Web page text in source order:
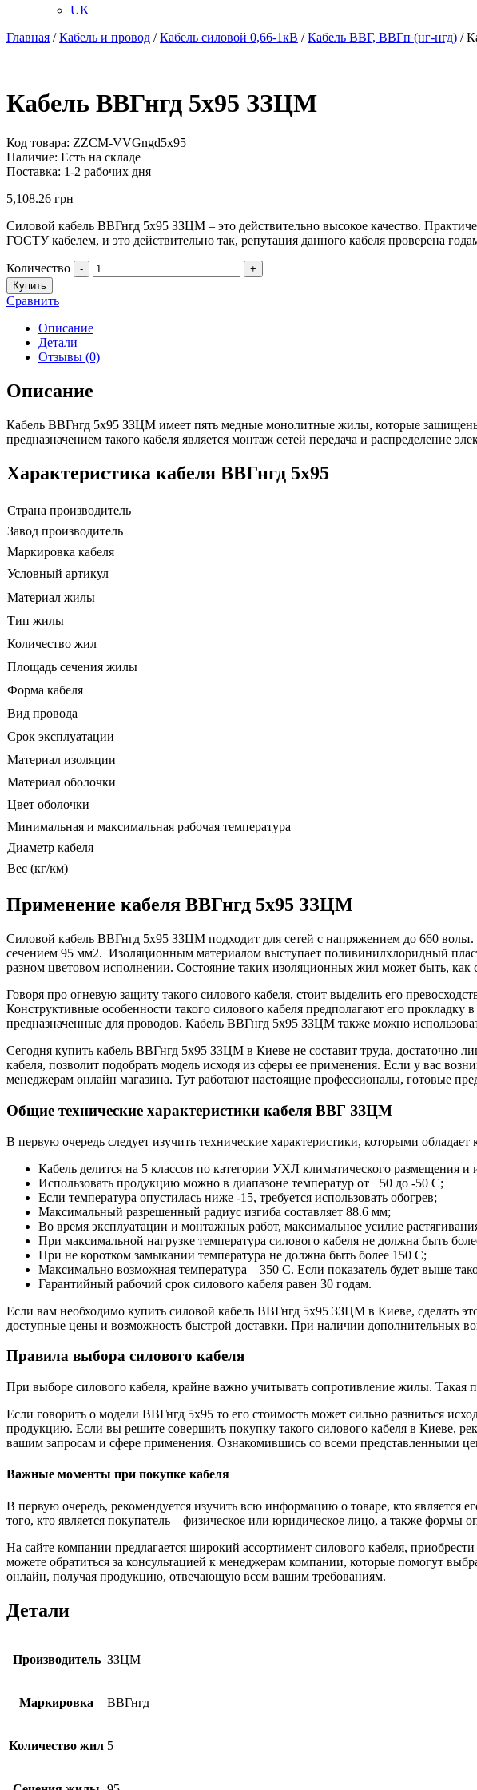
UK
Главная /Кабель и провод /Кабель силовой 0,66-1кВ /Кабель ВВГ, ВВГп (нг-нгд) /
Кабель ВВГнгд 5х95 ЗЗЦМ
Код товара: ZZCM-VVGngd5х95
Наличие: Есть на складе
Поставка: 1-2 рабочих дня
5,108.26 грн
Силовой кабель ВВГнгд 5х95 ЗЗЦМ – это действительно высокое качество.
ГОСТУ кабелем, и это действительно так, репутация данного кабеля проверена
Количество -
+
Купить
Сравнить
Описание
Детали
Отзывы (0)
Описание
Кабель ВВГнгд 5х95 ЗЗЦМ имеет пять медные монолитные жилы, которые
предназначением такого кабеля является монтаж сетей передача и распределение
Характеристика кабеля ВВГнгд 5х95
Страна производитель
Завод производитель
Маркировка кабеля
Условный артикул
Материал жилы
Тип жилы
Количество жил
Площадь сечения жилы
Форма кабеля
Вид провода
Срок эксплуатации
Материал изоляции
Материал оболочки
Цвет оболочки
Минимальная и максимальная рабочая температура
Диаметр кабеля
Вес (кг/км)
Применение кабеля ВВГнгд 5х95 ЗЗЦМ
Силовой кабель ВВГнгд 5х95 ЗЗЦМ подходит для сетей с напряжением до 660
сечением 95 мм2. Изоляционным материалом выступает поливинилхлоридный
разном цветовом исполнении. Состояние таких изоляционных жил может быть,
Говоря про огневую защиту такого силового кабеля, стоит выделить его
Конструктивные особенности такого силового кабеля предполагают его
предназначенные для проводов. Кабель ВВГнгд 5х95 ЗЗЦМ также можно
Сегодня купить кабель ВВГнгд 5х95 ЗЗЦМ в Киеве не составит труда, достаточно
кабеля, позволит подобрать модель исходя из сферы ее применения. Если у вас
менеджерам онлайн магазина. Тут работают настоящие профессионалы, готовые
Общие технические характеристики кабеля ВВГ ЗЗЦМ
В первую очередь следует изучить технические характеристики, которыми обладает
Кабель делится на 5 классов по категории УХЛ климатического размещения и
Использовать продукцию можно в диапазоне температур от +50 до -50 С;
Если температура опустилась ниже -15, требуется использовать обогрев;
Максимальный разрешенный радиус изгиба составляет 88.6 мм;
Во время эксплуатации и монтажных работ, максимальное усилие
При максимальной нагрузке температура силового кабеля не должна быть
При не коротком замыкании температура не должна быть более 150 С;
Максимально возможная температура – 350 С. Если показатель будет выше
Гарантийный рабочий срок силового кабеля равен 30 годам.
Если вам необходимо купить силовой кабель ВВГнгд 5х95 ЗЗЦМ в Киеве, сделать
доступные цены и возможность быстрой доставки. При наличии дополнительных
Правила выбора силового кабеля
При выборе силового кабеля, крайне важно учитывать сопротивление жилы.
Если говорить о модели ВВГнгд 5х95 то его стоимость может сильно разниться
продукцию. Если вы решите совершить покупку такого силового кабеля в Киеве,
вашим запросам и сфере применения. Ознакомившись со всеми представленными
Важные моменты при покупке кабеля
В первую очередь, рекомендуется изучить всю информацию о товаре, кто является
того, кто является покупатель – физическое или юридическое лицо, а также
На сайте компании предлагается широкий ассортимент силового кабеля,
можете обратиться за консультацией к менеджерам компании, которые помогут
онлайн, получая продукцию, отвечающую всем вашим требованиям.
Детали
Производитель ЗЗЦМ
Маркировка ВВГнгд
Количество жил 5